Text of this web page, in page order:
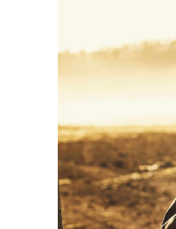
9 MFR
10 MFR